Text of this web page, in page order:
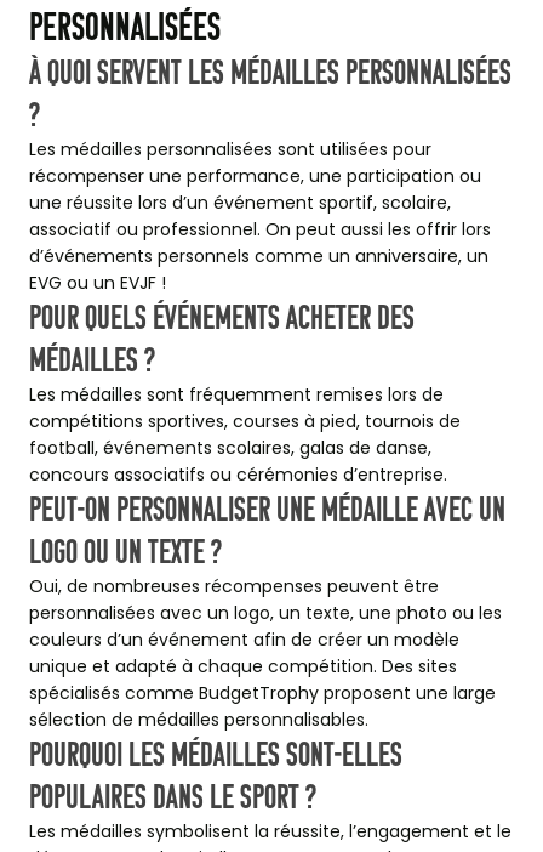
personnalisées
À quoi servent les médailles personnalisées
?
Les médailles personnalisées sont utilisées pour
récompenser une performance, une participation ou
une réussite lors d’un événement sportif, scolaire,
associatif ou professionnel. On peut aussi les offrir lors
d’événements personnels comme un anniversaire, un
EVG ou un EVJF !
Pour quels événements acheter des
médailles ?
Les médailles sont fréquemment remises lors de
compétitions sportives, courses à pied, tournois de
football, événements scolaires, galas de danse,
concours associatifs ou cérémonies d’entreprise.
Peut-on personnaliser une médaille avec un
logo ou un texte ?
Oui, de nombreuses récompenses peuvent être
personnalisées avec un logo, un texte, une photo ou les
couleurs d’un événement afin de créer un modèle
unique et adapté à chaque compétition. Des sites
spécialisés comme BudgetTrophy proposent une large
sélection de médailles personnalisables.
Pourquoi les médailles sont-elles
populaires dans le sport ?
Les médailles symbolisent la réussite, l’engagement et le